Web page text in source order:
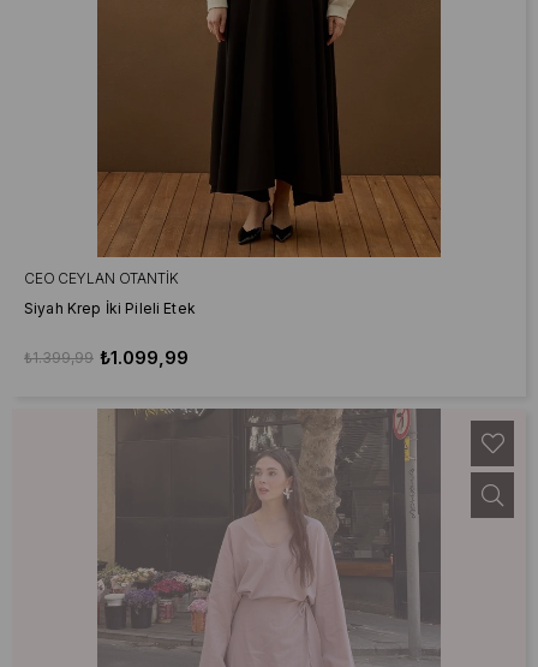
CEO CEYLAN OTANTIK
Siyah Krep İki Pileli Etek
₺1.099,99
₺1.399,99